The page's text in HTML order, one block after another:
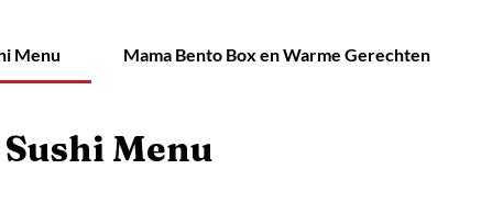
Menu Mama Bento Box en Warme Gerechten
Menu